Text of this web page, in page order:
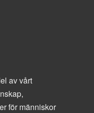
av vårt
för människor